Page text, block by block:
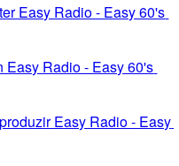
Easy Radio - Easy 60's
Easy Radio - Easy 60's
Easy Radio - Easy